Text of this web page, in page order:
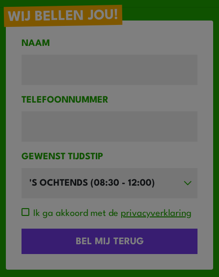
WIJ BELLEN JOU!
NAAM
TELEFOONNUMMER
GEWENST TIJDSTIP
Ik ga akkoord met de privacyverklaring